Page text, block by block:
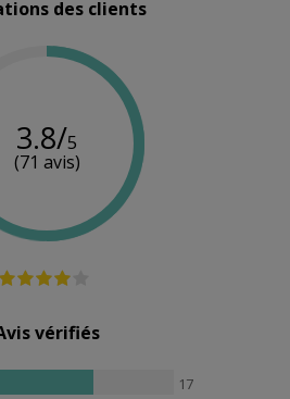
des clients
3.8/5
(71 avis)
vérifiés
17